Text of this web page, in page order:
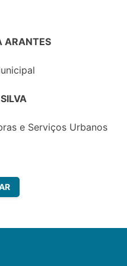
ARANTES
e Serviços Urbanos